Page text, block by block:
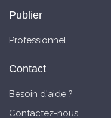
Publier
Professionnel
Contact
Besoin d'aide ?
Contactez-nous